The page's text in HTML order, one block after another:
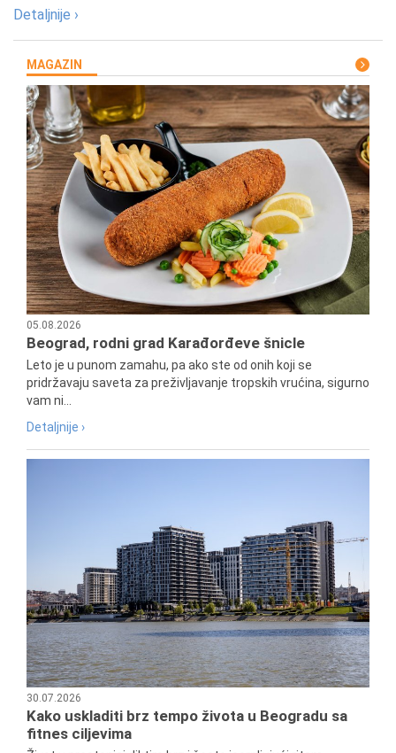
Detaljnije ›
MAGAZIN
05.08.2026
Beograd, rodni grad Karađorđeve šnicle
Leto je u punom zamahu, pa ako ste od onih koji se
pridržavaju saveta za preživljavanje tropskih vrućina, sigurno
vam ni...
Detaljnije ›
30.07.2026
Kako uskladiti brz tempo života u Beogradu sa
fitnes ciljevima